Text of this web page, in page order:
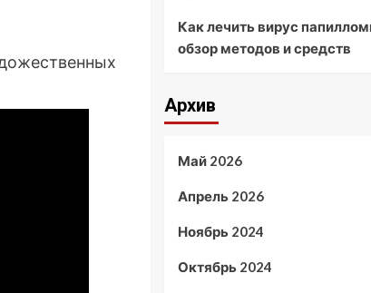
Как лечить вирус
обзор методов и средств
Архив
Май 2026
Апрель 2026
Ноябрь 2024
Октябрь 2024